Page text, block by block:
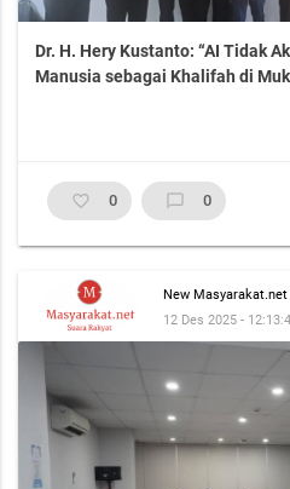
Dr. H. Hery Kustanto: “AI Tidak
Manusia sebagai Khalifah di
favorite_border 0 chat_bubble_outline 0
New Masyarakat.net
12 Des 2025 -